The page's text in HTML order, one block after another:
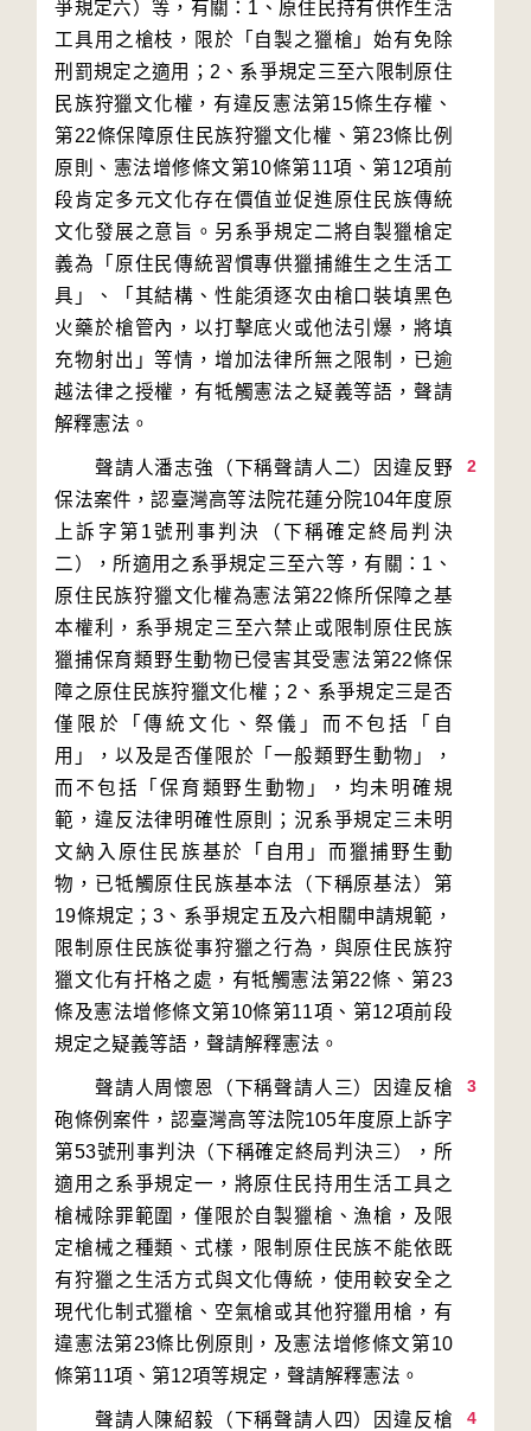
爭規定六）等，有關：1、原住民持有供作生活
工具用之槍枝，限於「自製之獵槍」始有免除
刑罰規定之適用；2、系爭規定三至六限制原住
民族狩獵文化權，有違反憲法第15條生存權、
第22條保障原住民族狩獵文化權、第23條比例
原則、憲法增修條文第10條第11項、第12項前
段肯定多元文化存在價值並促進原住民族傳統
文化發展之意旨。另系爭規定二將自製獵槍定
義為「原住民傳統習慣專供獵捕維生之生活工
具」、「其結構、性能須逐次由槍口裝填黑色
火藥於槍管內，以打擊底火或他法引爆，將填
充物射出」等情，增加法律所無之限制，已逾
越法律之授權，有牴觸憲法之疑義等語，聲請
2
聲請人潘志強（下稱聲請人二）因違反野
保法案件，認臺灣高等法院花蓮分院104年度原
上訴字第1號刑事判決（下稱確定終局判決
二），所適用之系爭規定三至六等，有關：1、
原住民族狩獵文化權為憲法第22條所保障之基
本權利，系爭規定三至六禁止或限制原住民族
獵捕保育類野生動物已侵害其受憲法第22條保
障之原住民族狩獵文化權；2、系爭規定三是否
僅限於「傳統文化、祭儀」而不包括「自
用」，以及是否僅限於「一般類野生動物」，
而不包括「保育類野生動物」，均未明確規
範，違反法律明確性原則；況系爭規定三未明
文納入原住民族基於「自用」而獵捕野生動
物，已牴觸原住民族基本法（下稱原基法）第
19條規定；3、系爭規定五及六相關申請規範，
限制原住民族從事狩獵之行為，與原住民族狩
獵文化有扞格之處，有牴觸憲法第22條、第23
條及憲法增修條文第10條第11項、第12項前段
3
聲請人周懷恩（下稱聲請人三）因違反槍
砲條例案件，認臺灣高等法院105年度原上訴字
第53號刑事判決（下稱確定終局判決三），所
適用之系爭規定一，將原住民持用生活工具之
槍械除罪範圍，僅限於自製獵槍、漁槍，及限
定槍械之種類、式樣，限制原住民族不能依既
有狩獵之生活方式與文化傳統，使用較安全之
現代化制式獵槍、空氣槍或其他狩獵用槍，有
違憲法第23條比例原則，及憲法增修條文第10
4
聲請人陳紹毅（下稱聲請人四）因違反槍